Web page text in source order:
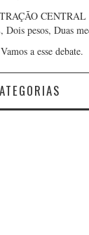
CENTRAL
pesos, Duas
a esse debate.